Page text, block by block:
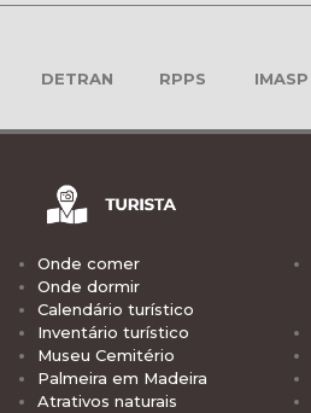
DETRAN RPPS IMASP
Onde comer
Onde dormir
Calendário turístico
Inventário turístico
Museu Cemitério
Palmeira em Madeira
Atrativos naturais